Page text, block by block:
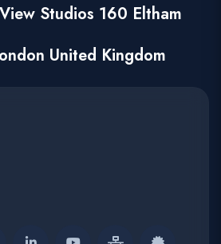
Studios 160 Eltham
United Kingdom